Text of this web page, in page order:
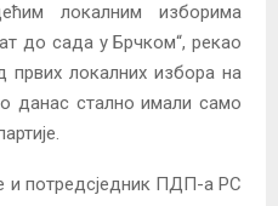
локалним изборима
до сада у Брчком“, рекао
локалних избора на
данас стално имали само
и потредсједник ПДП-а РС